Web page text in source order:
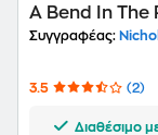
A Bend In The
Συγγραφέας:
3.5 (2)
Διαθέσιμο